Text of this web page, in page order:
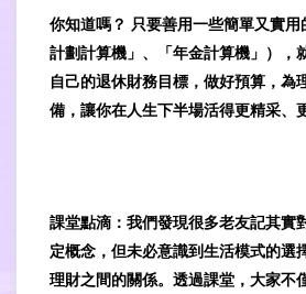
你知道嗎？ 只要善用一些簡單又實
計劃計算機」、「年金計算機」），
自己的退休財務目標，做好預算，為
備，讓你在人生下半場活得更精采、
課堂點滴：我們發現很多老友記其實
定概念，但未必意識到生活模式的選
理財之間的關係。透過課堂，大家不